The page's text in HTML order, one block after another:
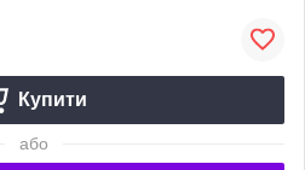
Купити
або